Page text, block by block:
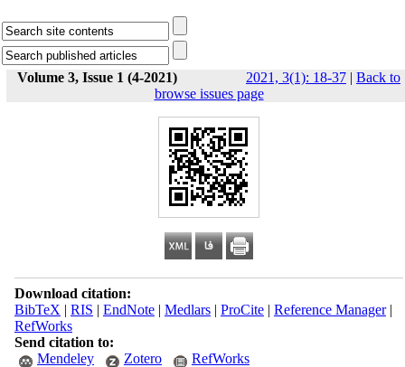
Volume 3, Issue 1 (4-2021) 2021, 3(1): 18-37 | Back to
browse issues page
Download citation:
BibTeX | RIS | EndNote| Medlars| ProCite| Reference Manager|
RefWorks
Send citation to:
Mendeley
Zotero RefWorks